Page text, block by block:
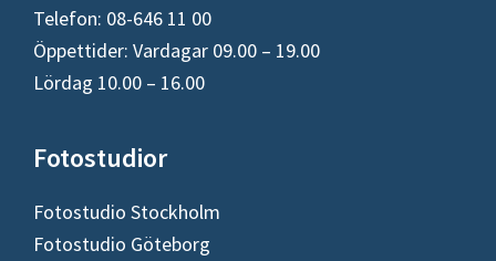
Telefon: 08-646 11 00
Öppettider: Vardagar 09.00 – 19.00
Lördag 10.00 – 16.00
Fotostudior
Fotostudio Stockholm
Fotostudio Göteborg